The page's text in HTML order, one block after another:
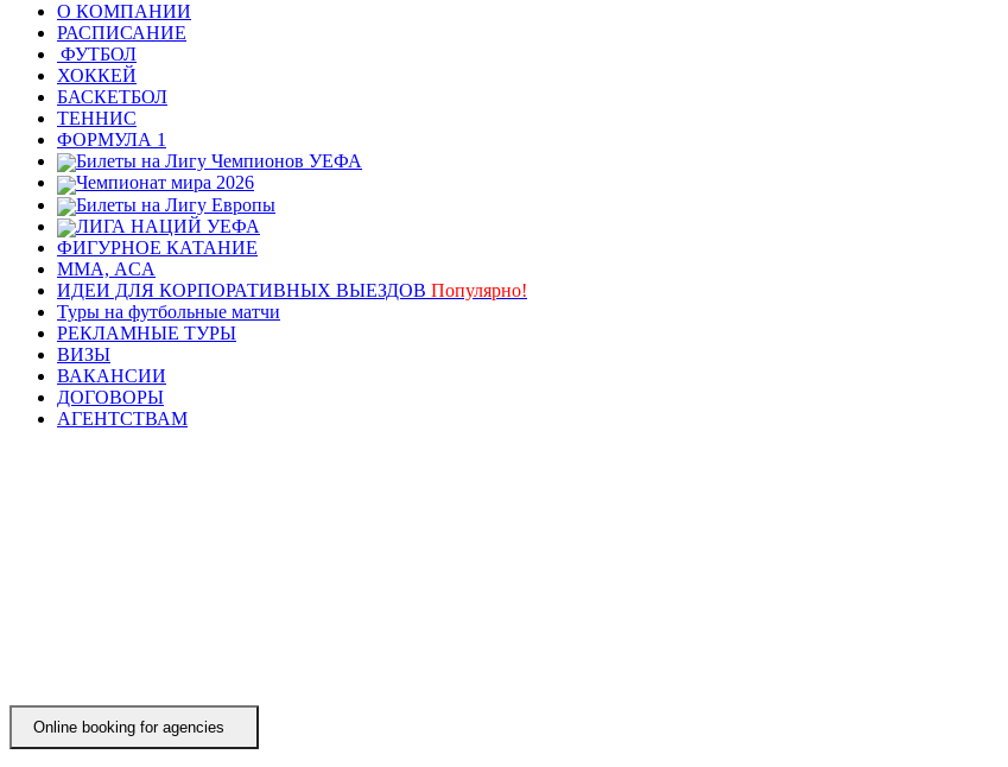
О КОМПАНИИ
РАСПИСАНИЕ
ФУТБОЛ
ХОККЕЙ
БАСКЕТБОЛ
ТЕННИС
ФОРМУЛА 1
Билеты на Лигу Чемпионов УЕФА
Чемпионат мира 2026
Билеты на Лигу Европы
ЛИГА НАЦИЙ УЕФА
ФИГУРНОЕ КАТАНИЕ
ММА, ACA
ИДЕИ ДЛЯ КОРПОРАТИВНЫХ ВЫЕЗДОВ Популярно!
Туры на футбольные матчи
РЕКЛАМНЫЕ ТУРЫ
ВИЗЫ
ВАКАНСИИ
ДОГОВОРЫ
АГЕНТСТВАМ
Online booking for agenciesㅤ